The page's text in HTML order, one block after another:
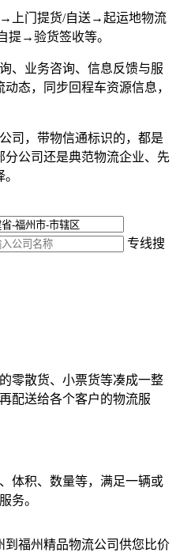
上门提货/自送→起运地物流
→验货签收等。
、业务咨询、信息反馈与服
态，同步回程车资源信息，
司，带物信通标识的，都是
公司还是典范物流企业、先
专线搜
零散货、小票货等凑成一整
配送给各个客户的物流服
体积、数量等，满足一辆或
务。
到福州精品物流公司供您比价